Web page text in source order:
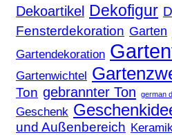
Dekoartikel Dekofigur
Fensterdekoration Garten
Gartendekoration
Gartenwichtel
Ton gebrannter Ton german
Geschenk
und Außenbereich Keramik